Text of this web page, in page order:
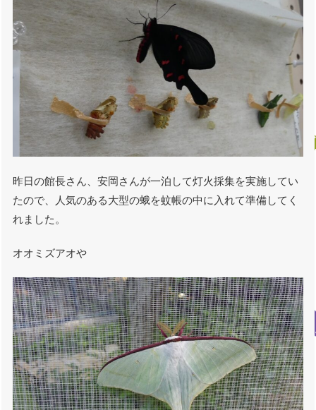
昨日の館長さん、安岡さんが一泊して灯火採集を実施してい
たので、人気のある大型の蛾を蚊帳の中に入れて準備してく
れました。
オオミズアオや